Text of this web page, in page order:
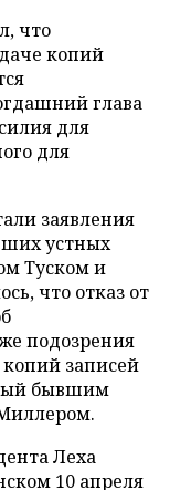
что
копий
глава
для
для
заявления
устных
Туском и
что отказ от
подозрения
записей
бывшим
Леха
10 апреля